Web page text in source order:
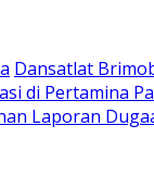
Dansatlat
di Pertamina
Laporan